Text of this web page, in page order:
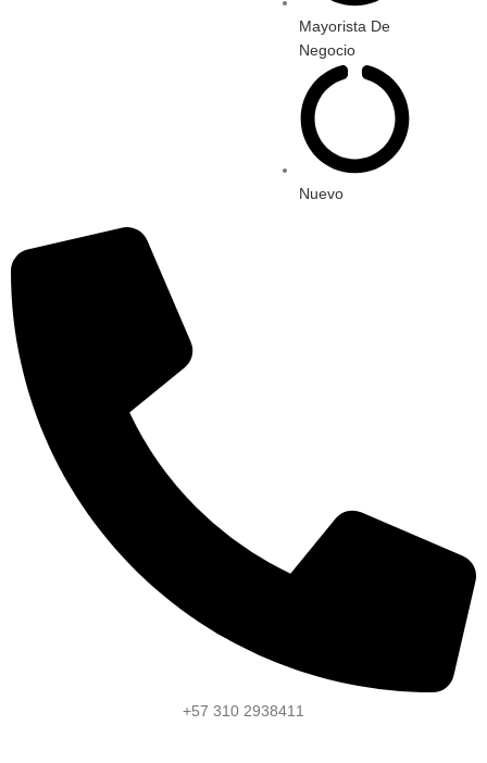
Mayorista De
Negocio
Nuevo
+57 310 2938411